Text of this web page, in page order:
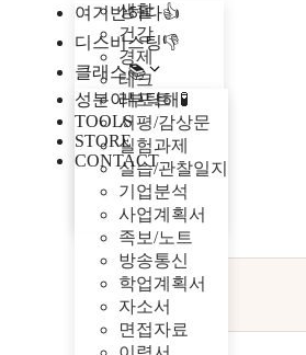
생활
건강
경제
테크
지식
엔터테인먼트
여행
이슈
문화
동물
여기반하다👍
디스비스팅👎
클래스📚
레포트
서평/감상문
실험과제
실습/관찰일지
기업분석
사업계획서
족보/노트
방송통신
학업계획서
자소서
면접자료
성분아부탁해🧪
TOOLS
STORE
CONTACT